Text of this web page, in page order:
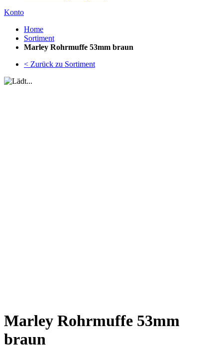
Konto
Home
Sortiment
Marley Rohrmuffe 53mm braun
< Zurück zu Sortiment
Marley Rohrmuffe 53mm
braun